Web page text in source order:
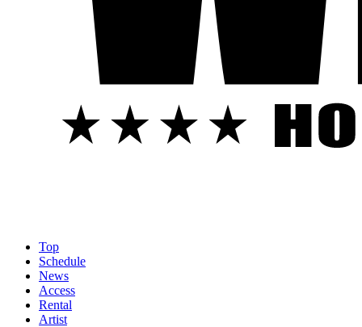
Top
Schedule
News
Access
Rental
Artist